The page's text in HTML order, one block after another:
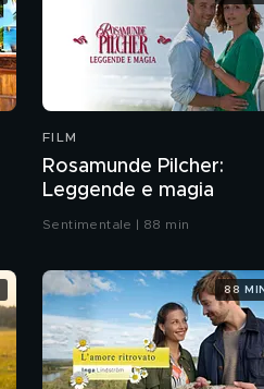
FILM
Rosamunde Pilcher:
Leggende e magia
Sentimentale | 88 min
88 MIN